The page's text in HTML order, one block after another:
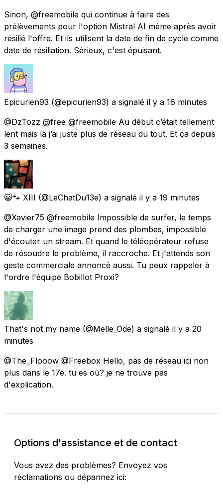
Sinon, @freemobile qui continue à faire des
prélèvements pour l'option Mistral AI même après avoir
résilié l'offre. Et ils utilisent la date de fin de cycle comme
date de résiliation. Sérieux, c'est épuisant.
Epicurien93 (@epicurien93) a signalé il y a 16 minutes
@DzTozz @free @freemobile Au début c’était tellement
lent mais là j’ai juste plus de réseau du tout. Et ça depuis
3 semaines.
😺🐾 XIII (@LeChatDu13e) a signalé il y a 19 minutes
@Xavier75 @freemobile Impossible de surfer, le temps
de charger une image prend des plombes, impossible
d'écouter un stream. Et quand le téléopérateur refuse
de résoudre le problème, il raccroche. Et j'attends son
geste commerciale annoncé aussi. Tu peux rappeler à
l'ordre l'équipe Bobillot Proxi?
That's not my name (@Melle_Ode) a signalé il y a 20
minutes
@The_Flooow @Freebox Hello, pas de réseau ici non
plus dans le 17e. tu es où? je ne trouve pas
d'explication.
Options d'assistance et de contact
Vous avez des problèmes? Envoyez vos
réclamations ou dépannez ici: